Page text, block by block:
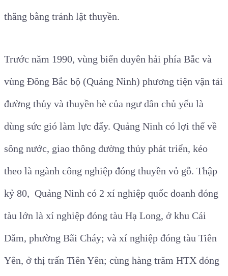
thăng bằng tránh lật thuyền.
Trước năm 1990, vùng biển duyên hải phía Bắc và
vùng Đông Bắc bộ (Quảng Ninh) phương tiện vận tải
đường thủy và thuyền bè của ngư dân chủ yếu là
dùng sức gió làm lực đẩy. Quảng Ninh có lợi thế về
sông nước, giao thông đường thủy phát triển, kéo
theo là ngành công nghiệp đóng thuyền vỏ gỗ. Thập
kỷ 80, Quảng Ninh có 2 xí nghiệp quốc doanh đóng
tàu lớn là xí nghiệp đóng tàu Hạ Long, ở khu Cái
Dăm, phường Bãi Cháy; và xí nghiệp đóng tàu Tiên
Yên, ở thị trấn Tiên Yên; cùng hàng trăm HTX đóng